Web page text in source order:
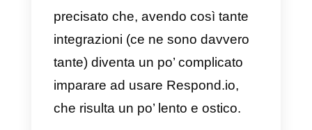
sul tuo sito Web, che funziona
perfettamente per negozi online,
e-commerce e negozi al
Infine, Hiwabot offre anche